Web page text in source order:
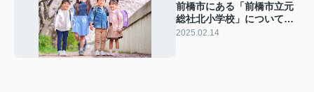
前橋市にある「前橋市立元
総社北小学校」について！
概要は教育内容もご紹介
2025.02.14